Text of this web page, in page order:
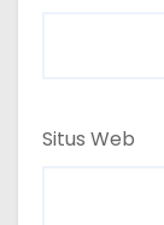
Situs Web